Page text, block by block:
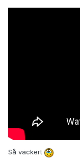
Så vackert